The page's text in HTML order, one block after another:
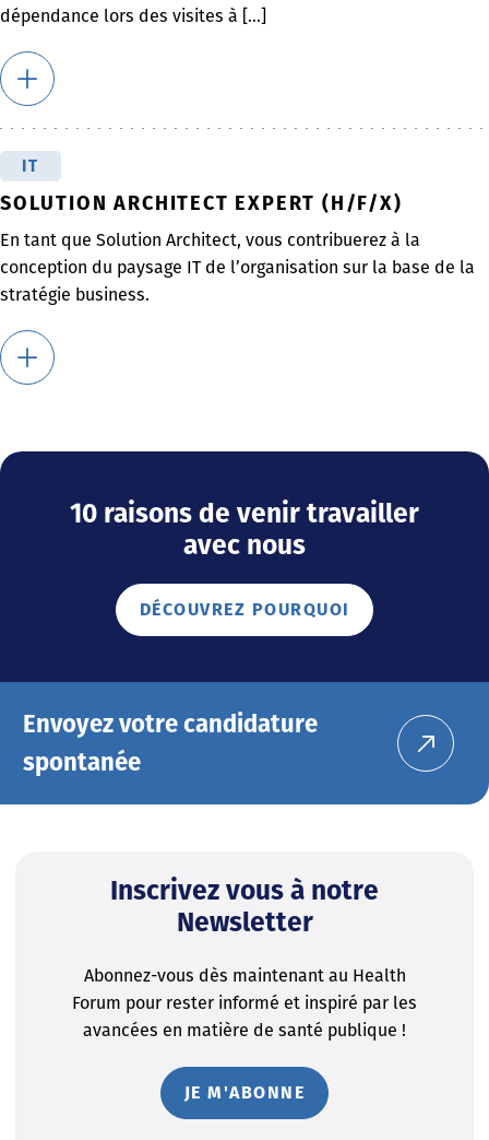
dépendance lors des visites à [...]
IT
SOLUTION ARCHITECT EXPERT (H/F/X)
En tant que Solution Architect, vous contribuerez à la
conception du paysage IT de l’organisation sur la base de la
stratégie business.
10 raisons de venir travailler
avec nous
DÉCOUVREZ POURQUOI
Envoyez votre candidature
spontanée
Inscrivez vous à notre
Newsletter
Abonnez-vous dès maintenant au Health
Forum pour rester informé et inspiré par les
avancées en matière de santé publique !
JE M'ABONNE